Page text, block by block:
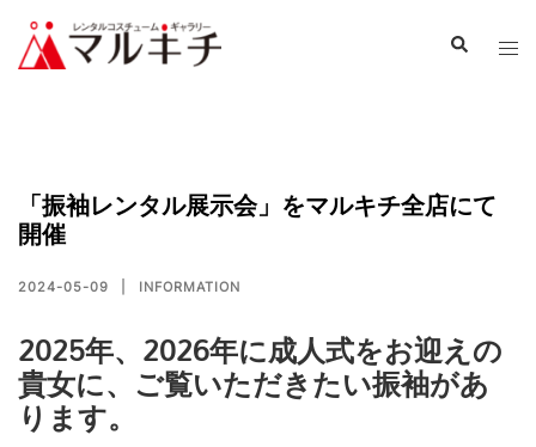
「振袖レンタル展示会」をマルキチ全店にて
開催
2024-05-09 INFORMATION
2025年、2026年に成人式をお迎えの
貴女に、ご覧いただきたい振袖があ
ります。